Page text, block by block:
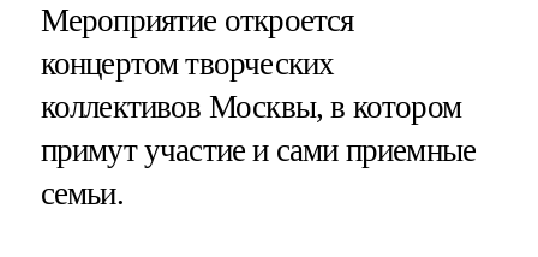
Мероприятие откроется
концертом творческих
коллективов Москвы, в котором
примут участие и сами приемные
семьи.